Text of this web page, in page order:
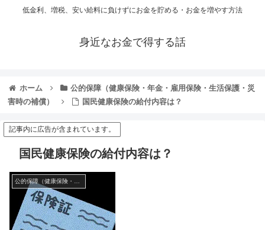
低金利、増税、安い給料に負けずにお金を貯める・お金を増やす方法
身近なお金で得する話
ホーム
公的保障（健康保険・年金・雇用保険・生活保護・災
害時の補償）
国民健康保険の給付内容は？
記事内に広告が含まれています。
国民健康保険の給付内容は？